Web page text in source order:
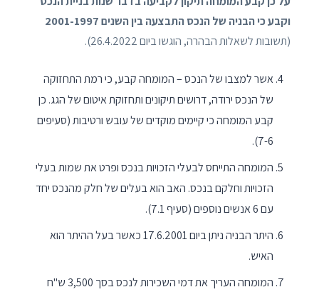
וקבע כי הבניה של הנכס התבצעה בין השנים 2001-1997
(תשובות לשאלות הבהרה, הוגשו ביום 26.4.2022).
אשר למצבו של הנכס – המומחה קבע, כי רמת התחזוקה
של הנכס ירודה, דרושים תיקונים ותחזוקת איטום של הגג. כן
קבע המומחה כי קיימים מוקדים של עובש ורטיבות (סעיפים
7-6).
המומחה התייחס לבעלי הזכויות בנכס ופרט את שמות בעלי
הזכויות וחלקם בנכס. האב הוא בעלים של חלק מהנכס יחד
עם 6 אנשים נוספים (סעיף 7.1).
היתר הבניה ניתן ביום 17.6.2001 כאשר בעל ההיתר הוא
האיש.
המומחה העריך את דמי השכירות לנכס בסך 3,500 ש"ח